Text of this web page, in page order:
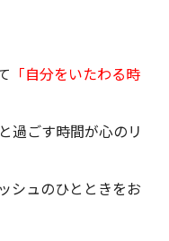
「自分をいたわる時
過ごす時間が心のリ
シュのひとときをお